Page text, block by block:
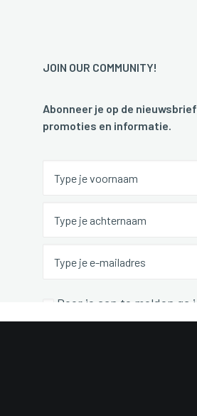
JOIN OUR COMMUNITY!
Abonneer je op de
promoties en informatie.
Door je aan te melden